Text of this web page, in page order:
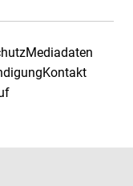
Mediadaten
Kontakt